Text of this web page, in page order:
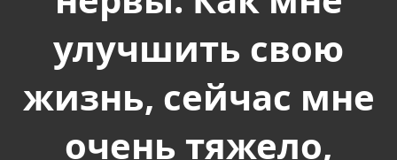
улучшить свою
жизнь, сейчас мне
очень тяжело,